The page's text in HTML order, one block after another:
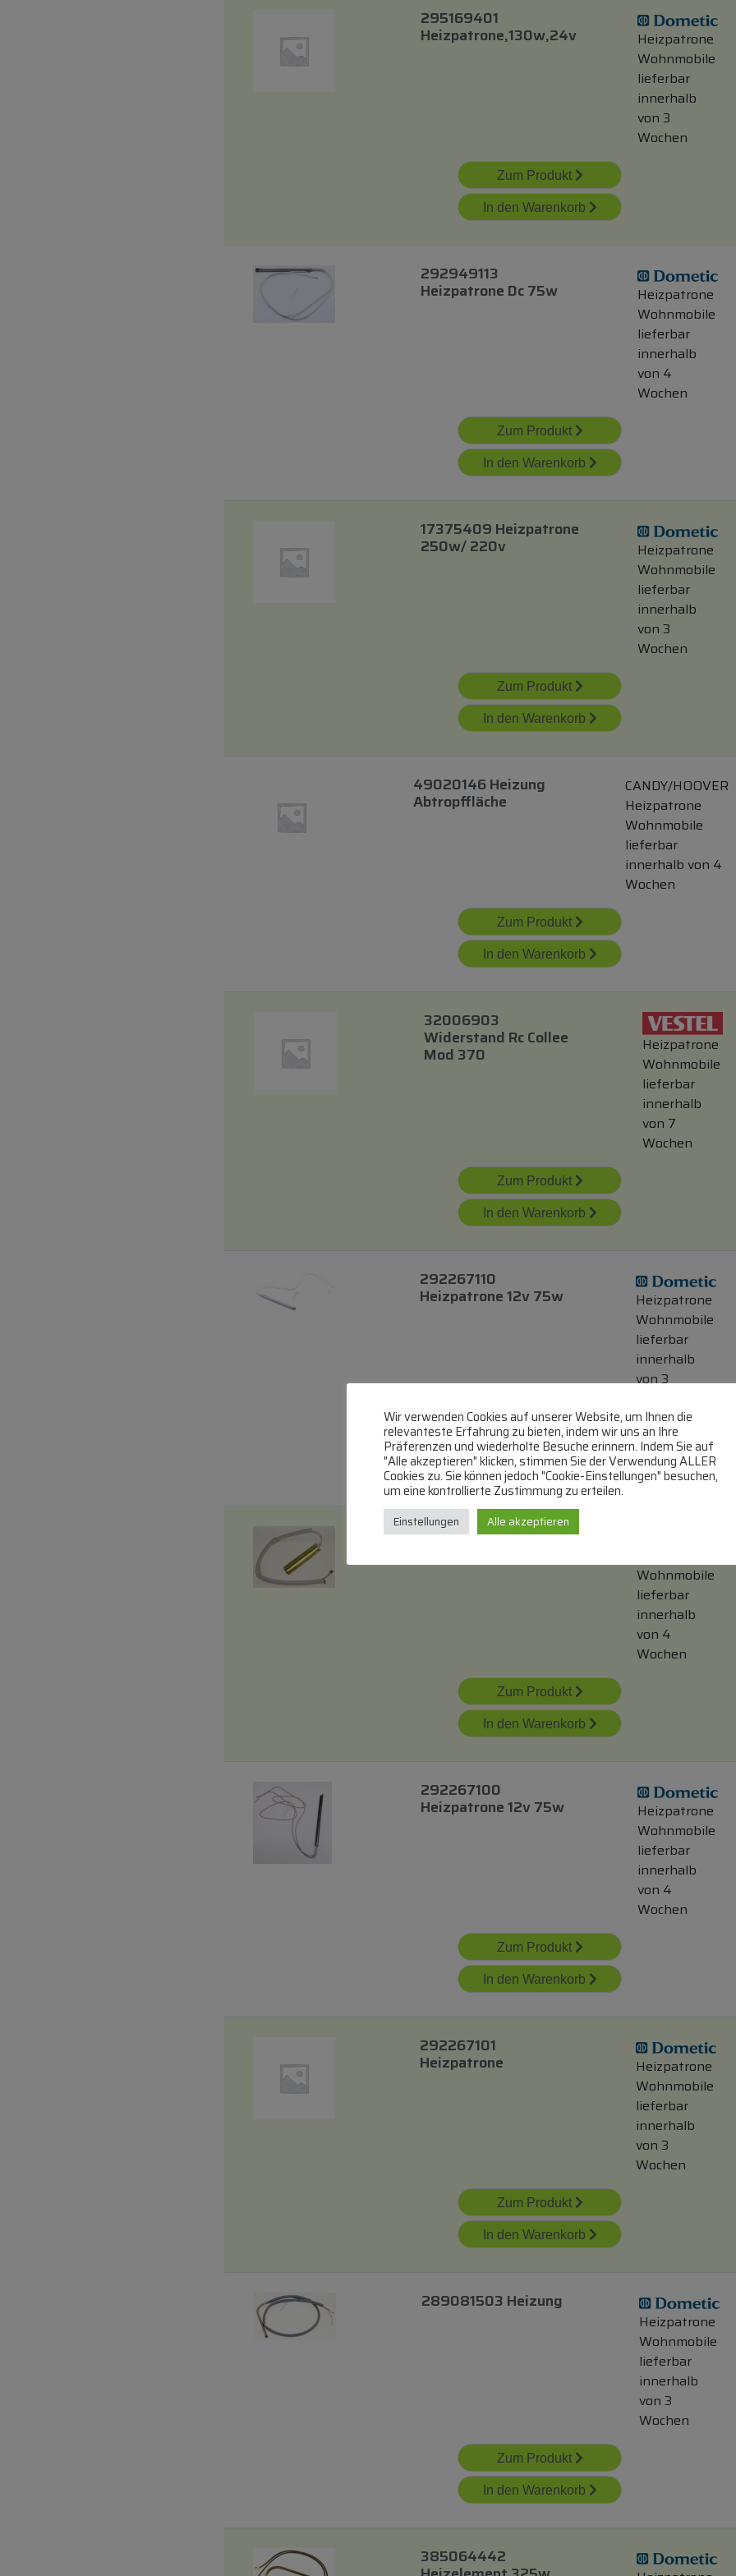
295169401
Heizpatrone,130w,24v
Heizpatrone
Wohnmobile
lieferbar
innerhalb
von 3
Wochen
Zum Produkt
In den Warenkorb
292949113
Heizpatrone Dc 75w
Heizpatrone
Wohnmobile
lieferbar
innerhalb
von 4
Wochen
Zum Produkt
In den Warenkorb
17375409 Heizpatrone
250w/ 220v
Heizpatrone
Wohnmobile
lieferbar
innerhalb
von 3
Wochen
Zum Produkt
In den Warenkorb
49020146 Heizung
Abtropffläche
CANDY/HOOVER
Heizpatrone
Wohnmobile
lieferbar
innerhalb von 4
Wochen
Zum Produkt
In den Warenkorb
32006903
Widerstand Rc Collee
Mod 370
Heizpatrone
Wohnmobile
lieferbar
innerhalb
von 7
Wochen
Zum Produkt
In den Warenkorb
292267110
Heizpatrone 12v 75w
Heizpatrone
Wohnmobile
lieferbar
innerhalb
von 3
Zum Produkt
In den Warenkorb
207255501 Heizstab/
Wohnmobile
lieferbar
innerhalb
von 4
Wochen
Zum Produkt
In den Warenkorb
292267100
Heizpatrone 12v 75w
Heizpatrone
Wohnmobile
lieferbar
innerhalb
von 4
Wochen
Zum Produkt
In den Warenkorb
292267101
Heizpatrone
Heizpatrone
Wohnmobile
lieferbar
innerhalb
von 3
Wochen
Zum Produkt
In den Warenkorb
289081503 Heizung
Heizpatrone
Wohnmobile
lieferbar
innerhalb
von 3
Wochen
Zum Produkt
In den Warenkorb
385064442
Wir verwenden Cookies auf unserer Website, um Ihnen die
relevanteste Erfahrung zu bieten, indem wir uns an Ihre
Präferenzen und wiederholte Besuche erinnern. Indem Sie auf
"Alle akzeptieren" klicken, stimmen Sie der Verwendung ALLER
Cookies zu. Sie können jedoch "Cookie-Einstellungen" besuchen,
um eine kontrollierte Zustimmung zu erteilen.
Einstellungen Alle akzeptieren